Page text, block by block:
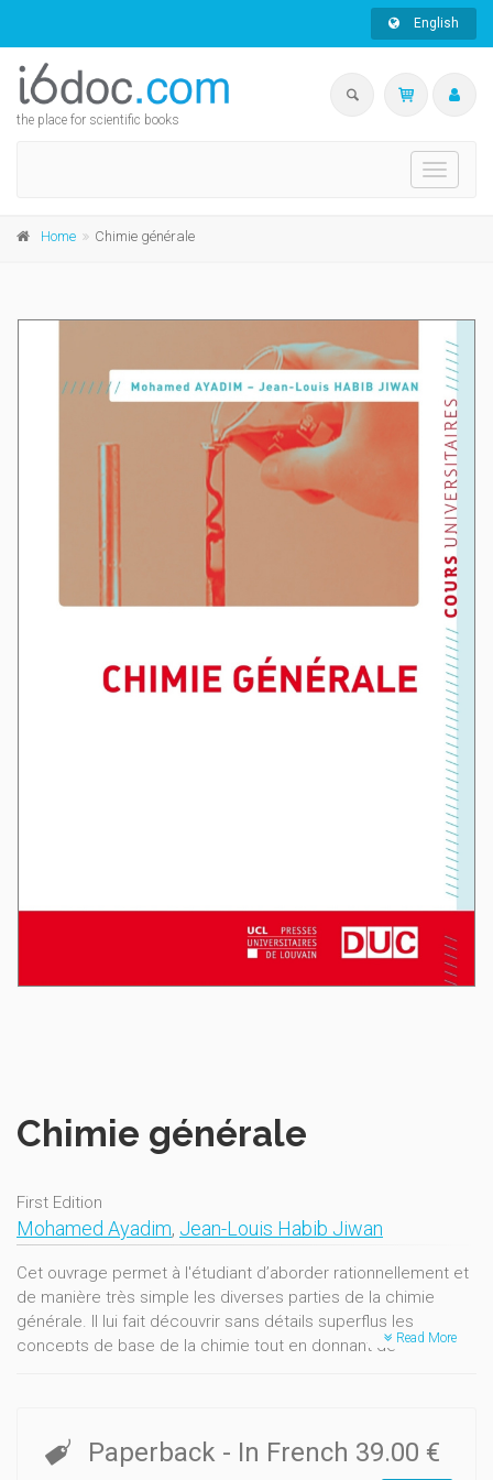
English
the place for scientific books
Toggle
Home Chimie générale
Chimie générale
First Edition
Mohamed Ayadim, Jean-Louis Habib Jiwan
Cet ouvrage permet à l'étudiant d’aborder rationnellement et
de manière très simple les diverses parties de la chimie
générale. Il lui fait découvrir sans détails superflus les
concepts de base de la chimie tout en donnant de
Par exemple, le comportement des particules ne peut
s’expliquer de façon claire qu’après avoir abordé la
Read More
Paperback - In French 39.00 €